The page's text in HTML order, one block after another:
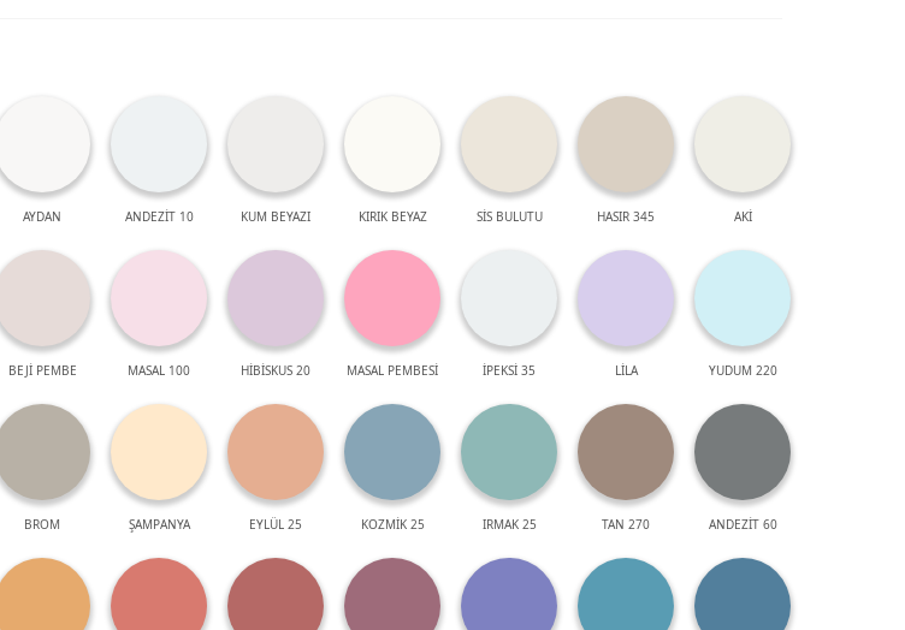
AYDAN ANDEZİT 10 KUM BEYAZI KIRIK BEYAZ SİS BULUTU HASIR 345 AKİ
BEJİ PEMBE MASAL 100 HİBİSKUS 20 MASAL PEMBESİ İPEKSİ 35 LİLA YUDUM 220
BROM ŞAMPANYA EYLÜL 25 KOZMİK 25 IRMAK 25 TAN 270 ANDEZİT 60